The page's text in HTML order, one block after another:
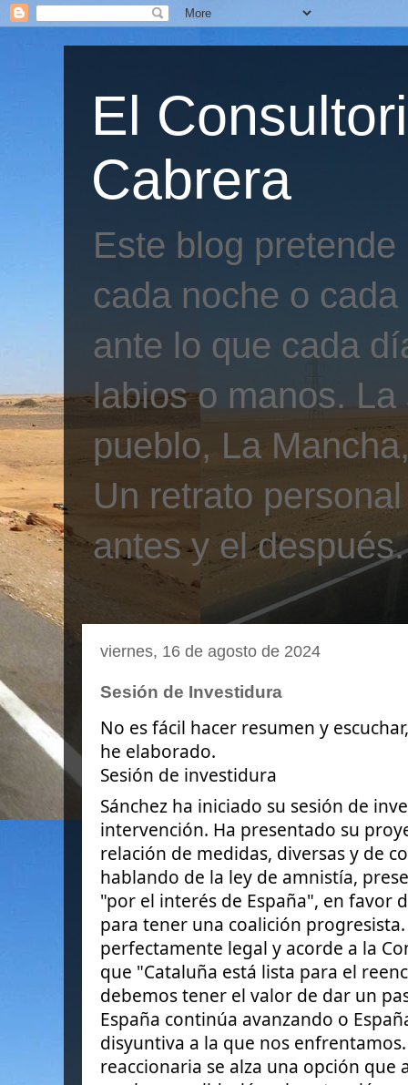
El
Cabrera
Este blog
cada noche o
ante lo que cada
labios o manos.
pueblo, La
Un retrato
antes y el después.
viernes, 16 de agosto de 2024
Sesión de Investidura
No es fácil hacer resumen y
he elaborado.
Sesión de investidura
Sánchez ha iniciado su sesión de
intervención. Ha presentado su
relación de medidas, diversas y de
hablando de la ley de amnistía,
"por el interés de España", en favor
para tener una coalición progresista.
perfectamente legal y acorde a la
que "Cataluña está lista para el
debemos tener el valor de dar un
España continúa avanzando o
disyuntiva a la que nos
reaccionaria se alza una opción que